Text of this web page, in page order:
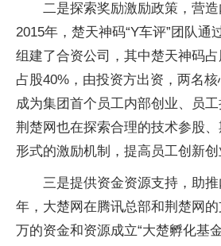
二是探索奖励激励政策，营造
2015年，楚天神码“Y车评”团队通
组建了合资公司，其中楚天神码
占股40%，由投资方出资，两名核
成为集团首个员工内部创业、员工
荆楚网也在探索合理的技术参股
形式的激励机制，提高员工创新创
三是提供资金资源支持，助
年，大楚网在腾讯总部和荆楚网
万的资金和资源成立“大楚孵化基